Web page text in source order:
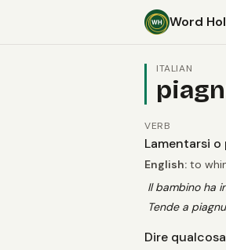
Word
ITALIAN
VERB
Lamentarsi
English: to
Il bambino ha
Tende a
Dire